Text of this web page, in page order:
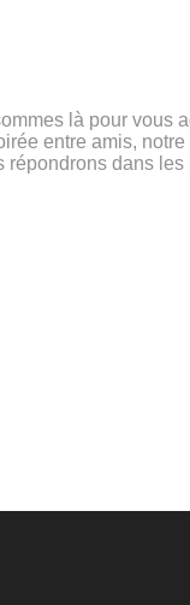
là pour vous
entre amis,
dans les